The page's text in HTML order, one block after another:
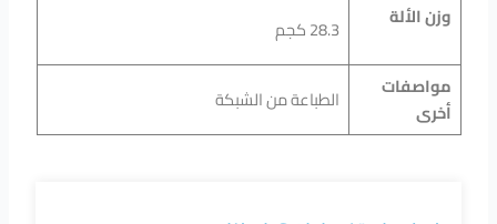
وزن الألة
28.3 كجم
مواصفات
أخرى
الطباعة من الشبكة